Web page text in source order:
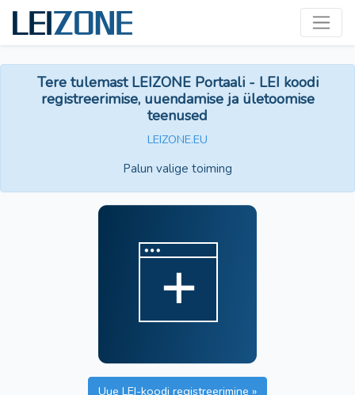
Tere tulemast LEIZONE Portaali - LEI koodi
registreerimise, uuendamise ja ületoomise
teenused
LEIZONE.EU
Palun valige toiming
Uue LEI-koodi registreerimine »